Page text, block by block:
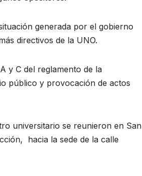
generada por el gobierno
directivos de la UNO.
y C del reglamento de la
público y provocación de actos
universitario se reunieron en San
hacia la sede de la calle